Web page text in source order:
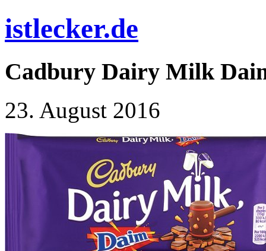
istlecker.de
Cadbury Dairy Milk
23. August 2016